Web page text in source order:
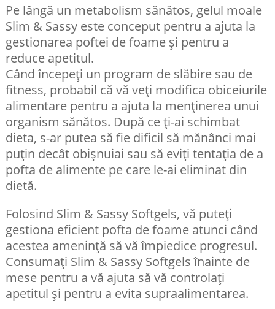
Pe lângă un metabolism sănătos, gelul moale
Slim & Sassy este conceput pentru a ajuta la
gestionarea poftei de foame și pentru a
reduce apetitul.
Când începeți un program de slăbire sau de
fitness, probabil că vă veți modifica obiceiurile
alimentare pentru a ajuta la menținerea unui
organism sănătos. După ce ți-ai schimbat
dieta, s-ar putea să fie dificil să mănânci mai
puțin decât obișnuiai sau să eviți tentația de a
pofta de alimente pe care le-ai eliminat din
dietă.
Folosind Slim & Sassy Softgels, vă puteți
gestiona eficient pofta de foame atunci când
acestea amenință să vă împiedice progresul.
Consumați Slim & Sassy Softgels înainte de
mese pentru a vă ajuta să vă controlați
apetitul și pentru a evita supraalimentarea.